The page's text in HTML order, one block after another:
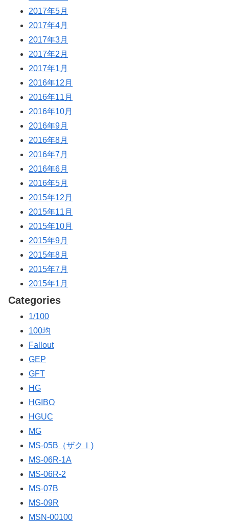
2017年5月
2017年4月
2017年3月
2017年2月
2017年1月
2016年12月
2016年11月
2016年10月
2016年9月
2016年8月
2016年7月
2016年6月
2016年5月
2015年12月
2015年11月
2015年10月
2015年9月
2015年8月
2015年7月
2015年1月
Categories
1/100
100均
Fallout
GEP
GFT
HG
HGIBO
HGUC
MG
MS-05B（ザクⅠ)
MS-06R-1A
MS-06R-2
MS-07B
MS-09R
MSN-00100